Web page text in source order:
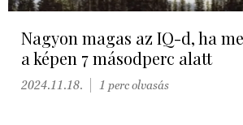
Nagyon magas az IQ-d, ha
a képen 7 másodperc alatt
2024.11.18. 1 perc olvasás